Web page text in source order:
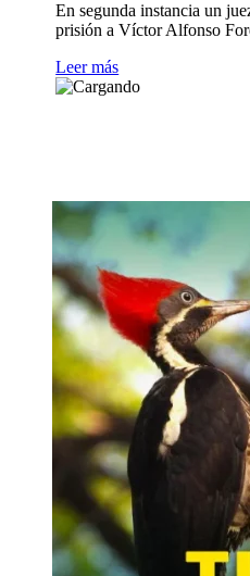
En segunda instancia un
prisión a Víctor Alfonso
Leer más